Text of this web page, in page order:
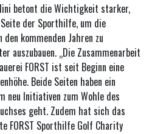
betont die Wichtigkeit starker,
der Sporthilfe, um die
kommenden Jahren zu
auszubauen. „Die Zusammenarbeit
FORST ist seit Beginn eine
Beide Seiten haben ein
neu Initiativen zum Wohle des
geht. Zudem hat sich das
FORST Sporthilfe Golf Charity